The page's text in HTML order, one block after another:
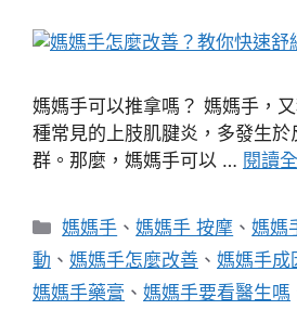
媽媽手可以推拿嗎？ 媽媽手，
種常見的上肢肌腱炎，多發生於
群。那麼，媽媽手可以 … 閱讀
分
類
媽媽手 、媽媽手 按摩 、媽媽
動 、 媽媽手怎麼改善 、 媽媽手成
媽媽手藥膏 、 媽媽手要看醫生嗎